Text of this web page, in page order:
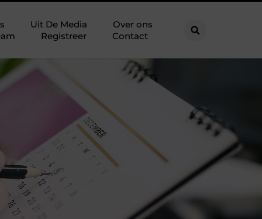
Uit De Media
Over ons
Registreer Contact